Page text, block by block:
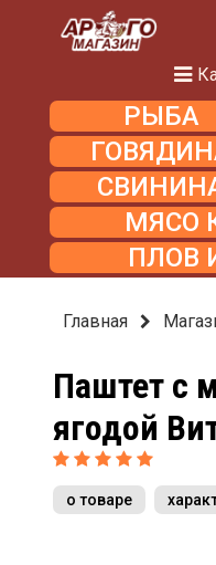
РЫБА
МЯСО
ПЛОВ
Главная
Паштет с
ягодой
о товаре